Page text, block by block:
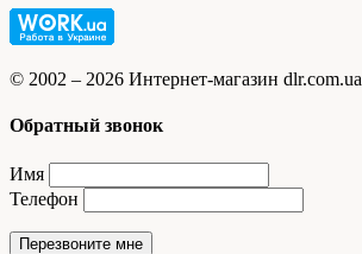
© 2002 – 2026 Интернет-магазин dlr.com.ua
Обратный звонок
Имя
Телефон
Перезвоните мне